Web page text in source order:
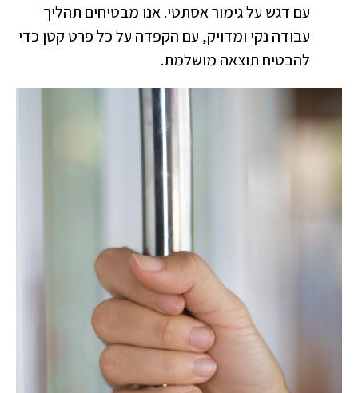
עם דגש על גימור אסתטי. אנו מבטיחים תהליך
עבודה נקי ומדויק, עם הקפדה על כל פרט קטן כדי
להבטיח תוצאה מושלמת.